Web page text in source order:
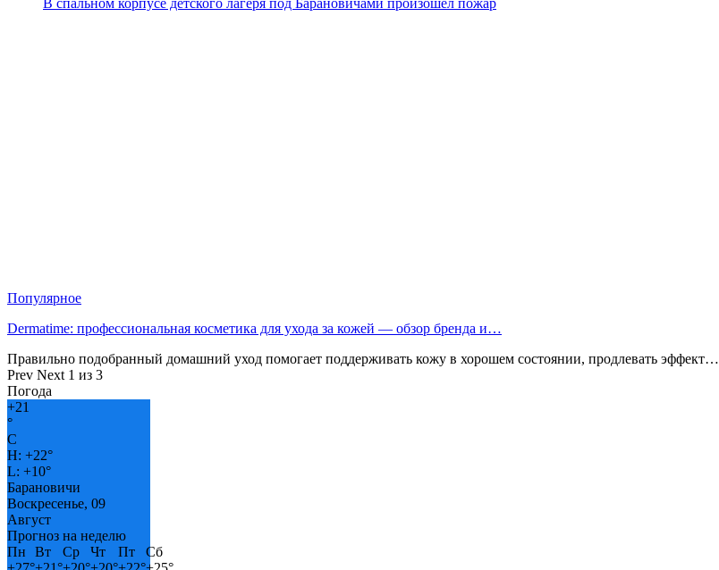
В спальном корпусе детского лагеря под Барановичами произошёл пожар
Популярное
Dermatime: профессиональная косметика для ухода за кожей — обзор бренда и…
Правильно подобранный домашний уход помогает поддерживать кожу в хорошем состоянии, продлевать эффект…
Prev Next 1 из 3
Погода
+21
°
C
H: +22°
L: +10°
Барановичи
Воскресенье, 09
Август
Прогноз на неделю
Пн
Вт Ср Чт Пт
Сб